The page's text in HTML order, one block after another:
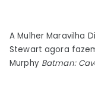
A Mulher Maravilha
Stewart agora
Murphy Batman: